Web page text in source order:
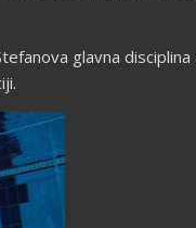
glavna